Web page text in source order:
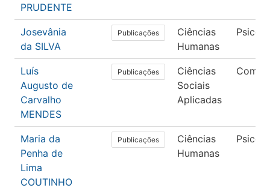
PRUDENTE
Josevânia
da SILVA
Publicações
Ciências
Humanas
Luís
Augusto de
Carvalho
MENDES
Publicações
Ciências
Sociais
Aplicadas
Maria da
Penha de
Lima
COUTINHO
Publicações
Ciências
Humanas